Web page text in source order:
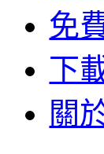
免
下
關